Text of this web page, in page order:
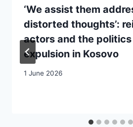
‘We assist them
distorted thoughts’:
actors and the
expulsion in Kosovo
1 June 2026